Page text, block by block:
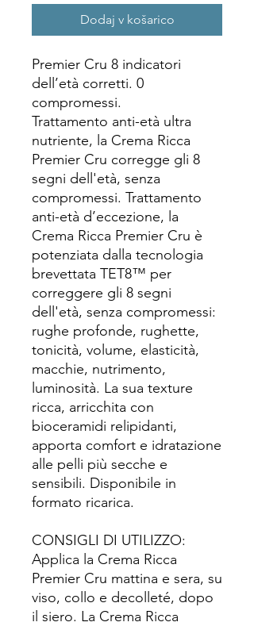
Dodaj v košarico
Premier Cru 8 indicatori
dell’età corretti. 0
compromessi.
Trattamento anti-età ultra
nutriente, la Crema Ricca
Premier Cru corregge gli 8
segni dell'età, senza
compromessi. Trattamento
anti-età d’eccezione, la
Crema Ricca Premier Cru è
potenziata dalla tecnologia
brevettata TET8™ per
correggere gli 8 segni
dell'età, senza compromessi:
rughe profonde, rughette,
tonicità, volume, elasticità,
macchie, nutrimento,
luminosità. La sua texture
ricca, arricchita con
bioceramidi relipidanti,
apporta comfort e idratazione
alle pelli più secche e
sensibili. Disponibile in
formato ricarica.
CONSIGLI DI UTILIZZO:
Applica la Crema Ricca
Premier Cru mattina e sera, su
viso, collo e decolleté, dopo
il siero. La Crema Ricca